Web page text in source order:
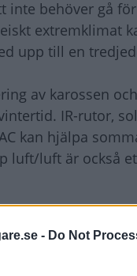
- Do Not
inte behöver gå
extremklimat
upp till en
av karossen
IR-rutor,
kan hjälpa
luft/luft är också